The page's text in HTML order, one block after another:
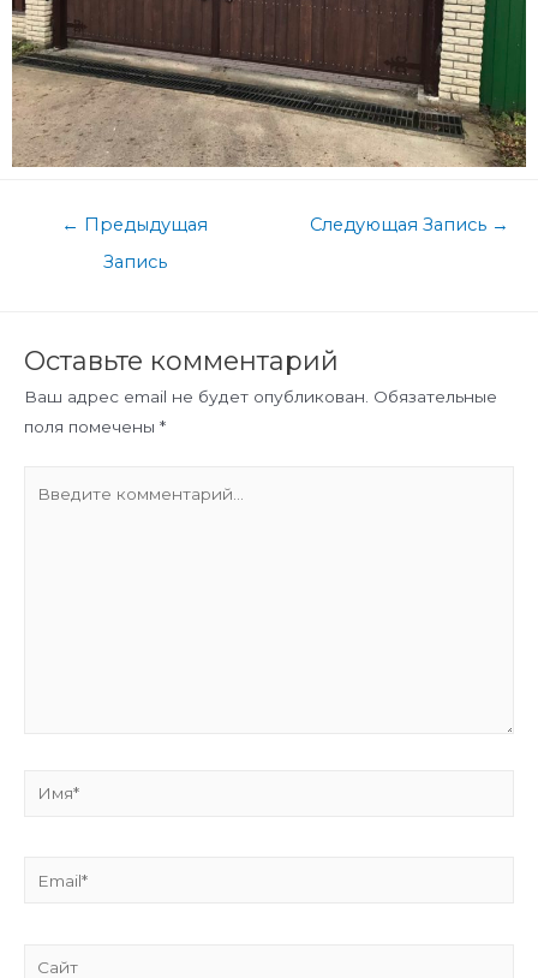
← Предыдущая
Запись
Следующая Запись →
Оставьте комментарий
Ваш адрес email не будет опубликован. Обязательные
поля помечены *